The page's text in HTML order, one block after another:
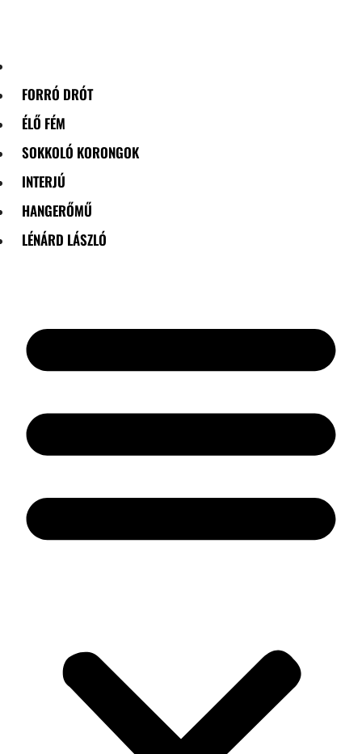
FORRÓ DRÓT
ÉLŐ FÉM
SOKKOLÓ KORONGOK
INTERJÚ
HANGERŐMŰ
LÉNÁRD LÁSZLÓ